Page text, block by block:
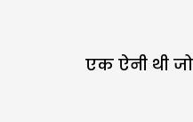
एक ऐनी थी